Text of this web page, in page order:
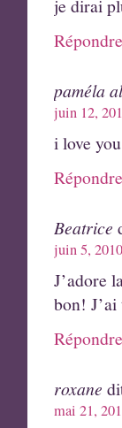
je dirai
Répondre
paméla
juin 12,
i love
Répondre
Beatrice
juin 5,
J’adore
bon!
Répondre
roxane
mai 21,